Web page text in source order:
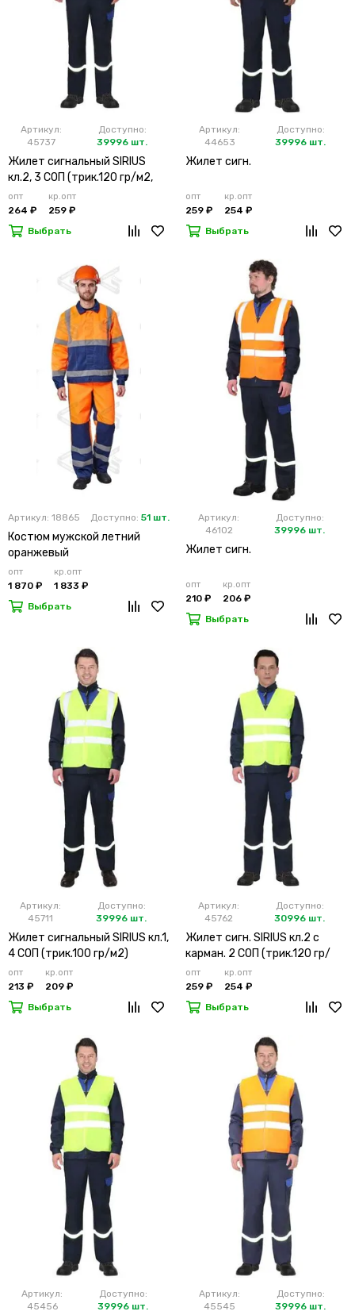
Артикул:
45737
Доступно:
39996 шт.
Жилет сигнальный SIRIUS
кл.2, 3 СОП (трик.120 гр/м2,
карманы) лимонный
опт
264 ₽
кр.опт
259 ₽
Выбрать
Артикул:
44653
Доступно:
39996 шт.
Жилет сигн.
опт
259 ₽
кр.опт
254 ₽
Выбрать
Артикул: 18865 Доступно: 51 шт.
Костюм мужской летний
оранжевый
опт
1 870 ₽
кр.опт
1 833 ₽
Выбрать
Артикул:
46102
Доступно:
39996 шт.
Жилет сигн.
опт
210 ₽
кр.опт
206 ₽
Выбрать
Артикул:
45711
Доступно:
39996 шт.
Жилет сигнальный SIRIUS кл.1,
4 СОП (трик.100 гр/м2)
лимонный
опт
213 ₽
кр.опт
209 ₽
Выбрать
Артикул:
45762
Доступно:
30996 шт.
Жилет сигн. SIRIUS кл.2 с
карман. 2 СОП (трик.120 гр/
м2)
опт
259 ₽
кр.опт
254 ₽
Выбрать
Артикул:
45456
Доступно:
39996 шт.
Артикул:
45545
Доступно:
39996 шт.